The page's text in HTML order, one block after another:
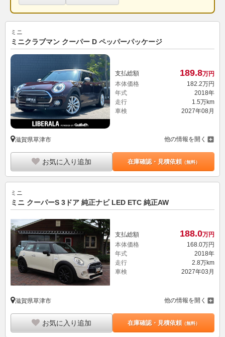
ミニ
ミニクラブマン クーパー D ペッパーパッケージ
支払総額 189.8万円
本体価格
182. 2万円
年式
2018年
走行
1.5万km
車検
2027年08月
滋賀県草津市 他の情報を開く
お気に入り追加 在庫確認・見積依頼（無料）
ミニ
ミニ クーパーS 3ドア 純正ナビ LED ETC 純正AW
支払総額 188.0万円
本体価格
168.0万円
年式
2018年
走行
2.8万km
車検
2027年03月
滋賀県草津市 他の情報を開く
お気に入り追加 在庫確認・見積依頼（無料）